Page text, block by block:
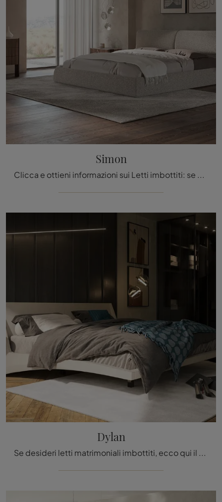
Simon
Clicca e ottieni informazioni sui Letti imbottiti: se cerchi modelli matrimoniali design, il modello Simon Cattelan Italia fa per te.
Dylan
Se desideri letti matrimoniali imbottiti, ecco qui il modello Dylan in pelle per valorizzare la zona notte.